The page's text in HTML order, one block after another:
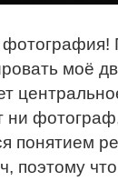
моё
ни
понятием
поэтому